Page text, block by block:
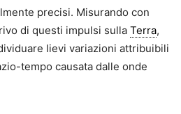
precisi. Misurando con
di questi impulsi sulla Terra,
lievi variazioni attribuibili
tempo causata dalle onde